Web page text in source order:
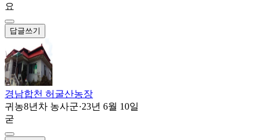
요
답글쓰기
경남합천 허굴산농장
귀농8년차 농사군·23년 6월 10일
굳